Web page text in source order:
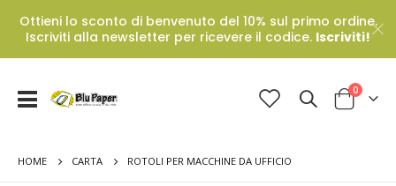
Ottieni lo sconto di benvenuto del 10% sul primo ordine.
Iscriviti alla newsletter per ricevere il codice. Iscriviti!
Toggle
Cart
0Prodotti
HOME CARTA ROTOLI PER MACCHINE DA UFFICIO